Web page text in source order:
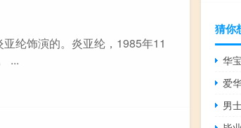
纶饰演的。炎亚纶，1985年11
...
猜你
爱
男